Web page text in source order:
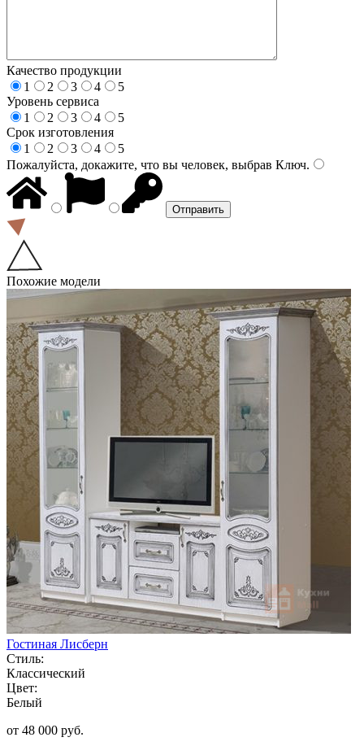
Качество продукции
1
2 3 4
5
Уровень сервиса
1
2 3 4
5
Срок изготовления
1
2 3 4
5
Пожалуйста, докажите, что вы человек, выбрав Ключ.
Похожие модели
Гостиная Лисберн
Стиль:
Классический
Цвет:
Белый
от 48 000 руб.